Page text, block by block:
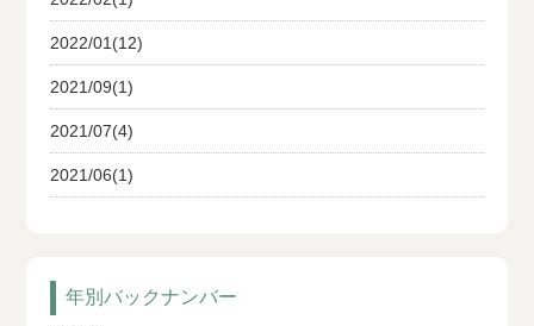
2022/01(12)
2021/09(1)
2021/07(4)
2021/06(1)
年別バックナンバー